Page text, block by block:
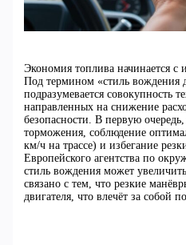
Экономия топлива начинается с
Под термином «стиль вождения
подразумевается совокупность
направленных на снижение
безопасности. В первую
торможения, соблюдение
км/ч на трассе) и избегание
Европейского агентства по
стиль вождения может
связано с тем, что резкие
двигателя, что влечёт за собой